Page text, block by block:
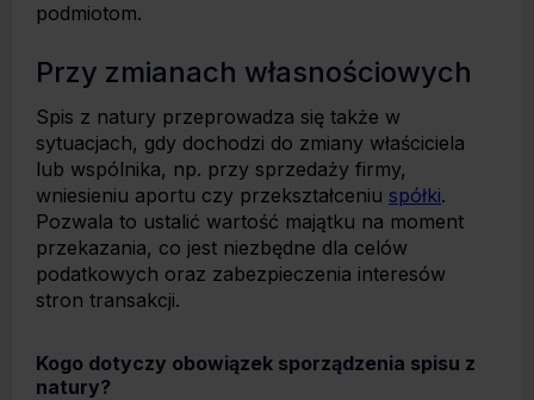
podmiotom.
Przy zmianach własnościowych
Spis z natury przeprowadza się także w
sytuacjach, gdy dochodzi do zmiany właściciela
lub wspólnika, np. przy sprzedaży firmy,
wniesieniu aportu czy przekształceniu spółki.
Pozwala to ustalić wartość majątku na moment
przekazania, co jest niezbędne dla celów
podatkowych oraz zabezpieczenia interesów
stron transakcji.
Kogo dotyczy obowiązek sporządzenia spisu z
natury?